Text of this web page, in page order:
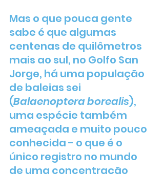
Mas o que pouca gente
sabe é que algumas
centenas de quilômetros
mais ao sul, no Golfo San
Jorge, há uma população
de baleias sei
(Balaenoptera borealis),
uma espécie também
ameaçada e muito pouco
conhecida - o que é o
único registro no mundo
de uma concentração